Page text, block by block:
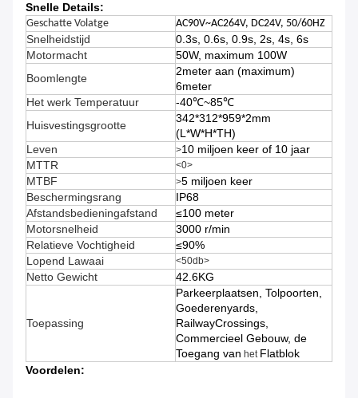
Snelle Details:
Geschatte Volatge AC90V~AC264V, DC24V, 50/60HZ
Snelheidstijd
0.3s, 0.6s, 0.9s, 2s, 4s, 6s
Motormacht
50W, maximum 100W
Boomlengte
2meter aan (maximum)
6meter
Het werk Temperatuur
-40℃~85℃
Huisvestingsgrootte
342*312*959*2mm
(L*W*H*TH)
Leven
>10 miljoen keer of 10 jaar
MTTR
<0>
MTBF >5 miljoen keer
Beschermingsrang
IP68
Afstandsbedieningafstand
≤100 meter
Motorsnelheid
3000 r/min
Relatieve Vochtigheid
≤90%
Lopend Lawaai
<50db>
Netto Gewicht 42.6KG
Toepassing
Parkeerplaatsen, Tolpoorten,
Goederenyards,
RailwayCrossings,
Commercieel Gebouw, de
Toegang van het Flatblok
Voordelen: